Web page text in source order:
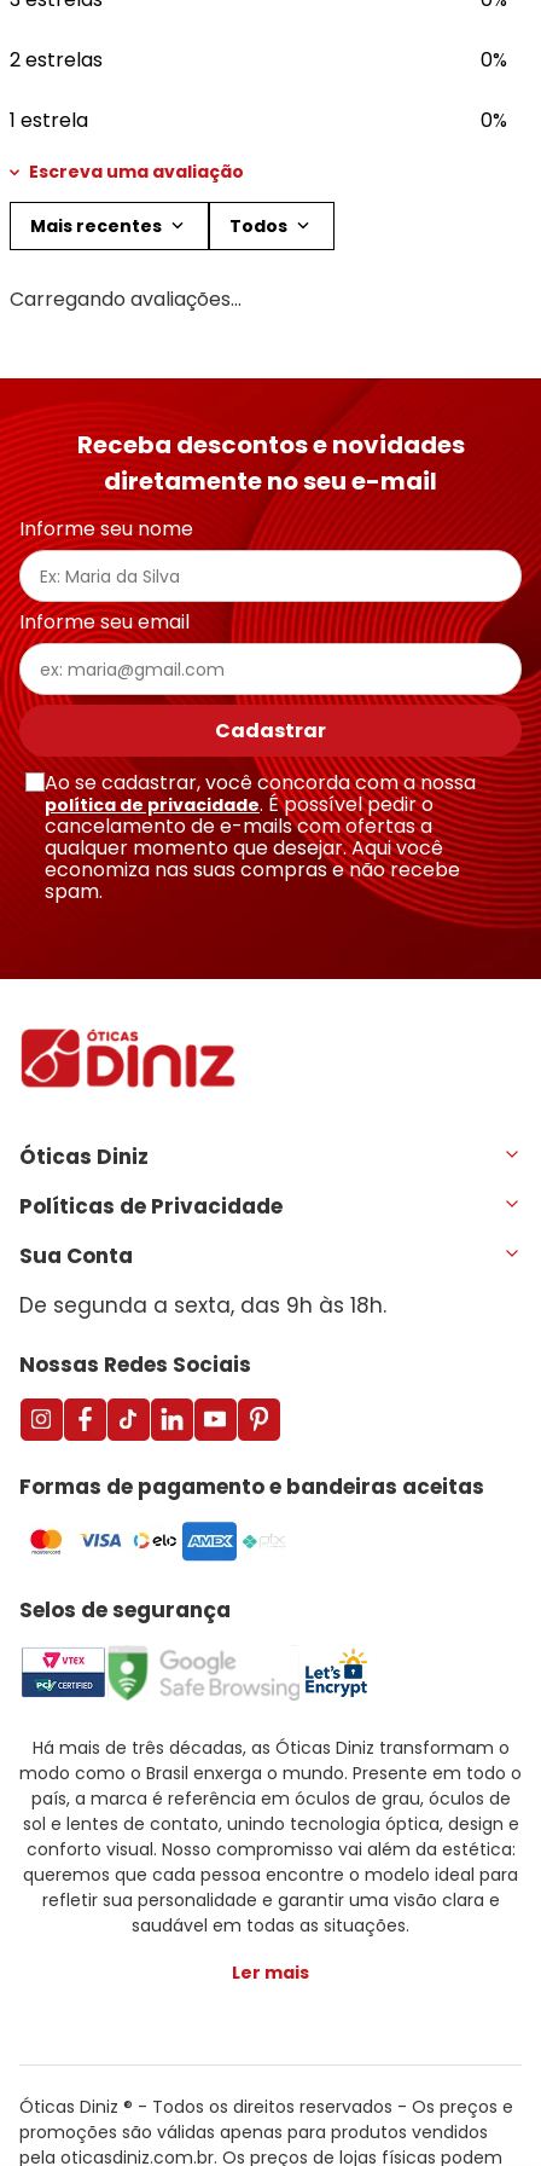
2 estrelas 0%
1 estrela 0%
Escreva uma avaliação
Título
Avalie o produto de 1 a 5 estrelas
★★★★★
Seu nome
Endereço de email
Escreva uma avaliação
Enviar avaliação
Mais recentes Todos
Carregando avaliações…
Receba descontos e novidades
diretamente no seu e-mail
Informe seu nome
Informe seu email
Cadastrar
Ao se cadastrar, você concorda com a nossa
política de privacidade. É possível pedir o
cancelamento de e-mails com ofertas a
qualquer momento que desejar. Aqui você
economiza nas suas compras e não recebe
spam.
Óticas Diniz
Políticas de Privacidade
Sua Conta
De segunda a sexta, das 9h às 18h.
Nossas Redes Sociais
Formas de pagamento e bandeiras aceitas
Selos de segurança
Há mais de três décadas, as Óticas Diniz transformam o
modo como o Brasil enxerga o mundo. Presente em todo o
país, a marca é referência em óculos de grau, óculos de
sol e lentes de contato, unindo tecnologia óptica, design e
conforto visual. Nosso compromisso vai além da estética:
queremos que cada pessoa encontre o modelo ideal para
refletir sua personalidade e garantir uma visão clara e
saudável em todas as situações.
Ler mais
Óticas Diniz ® - Todos os direitos reservados - Os preços e
promoções são válidas apenas para produtos vendidos
pela oticasdiniz.com.br. Os preços de lojas físicas podem